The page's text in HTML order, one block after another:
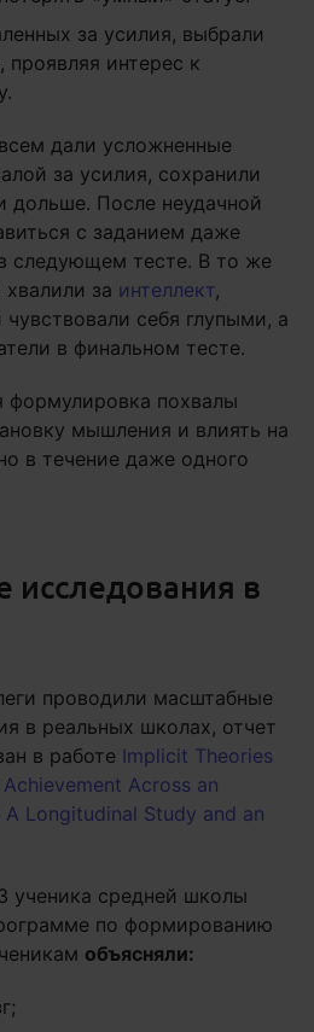
за усилия, выбрали
проявляя интерес к
дали усложненные
за усилия, сохранили
дольше. После неудачной
с заданием даже
следующем тесте. В то же
за интеллект,
себя глупыми, а
в финальном тесте.
похвалы
мышления и влиять на
в течение даже одного
в
проводили масштабные
в реальных школах, отчет
в работе Implicit Theories
Across an
Longitudinal Study and an
ученика средней школы
по формированию
объясняли: